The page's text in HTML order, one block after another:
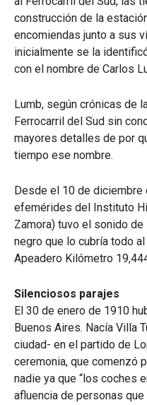
construcción de la
encomiendas junto a sus
inicialmente se la
con el nombre de Carlos
Lumb, según crónicas de
Ferrocarril del Sud sin
mayores detalles de por
tiempo ese nombre.
Desde el 10 de
efemérides del Instituto
Zamora) tuvo el sonido
negro que lo cubría todo
Apeadero Kilómetro
Silenciosos parajes
El 30 de enero de 1910
Buenos Aires. Nacía Villa
ciudad- en el partido de
ceremonia, que comenzó
nadie ya que “los coches
afluencia de personas